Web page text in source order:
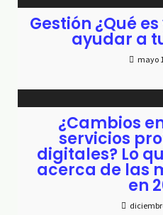
Gestión ¿Qué
ayudar a
mayo
¿Cambios
servicios
digitales? Lo
acerca de las
en